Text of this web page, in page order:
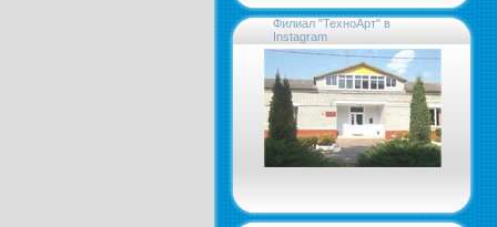
Филиал "ТехноАрт" в
Instagram